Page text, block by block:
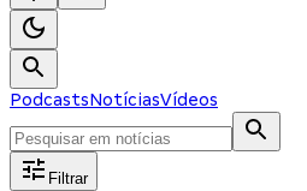
PodcastsNotíciasVídeos
Filtrar